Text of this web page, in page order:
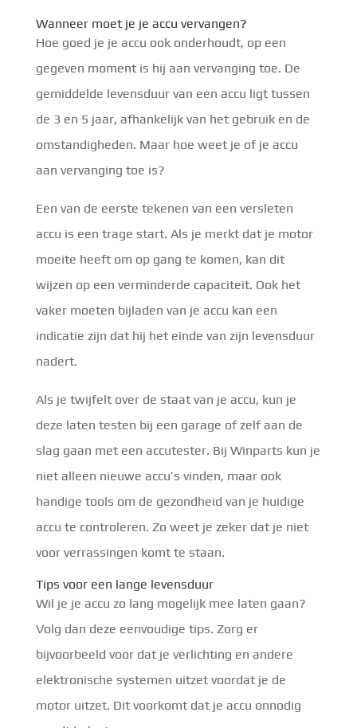
Wanneer moet je je accu vervangen?
Hoe goed je je accu ook onderhoudt, op een
gegeven moment is hij aan vervanging toe. De
gemiddelde levensduur van een accu ligt tussen
de 3 en 5 jaar, afhankelijk van het gebruik en de
omstandigheden. Maar hoe weet je of je accu
aan vervanging toe is?
Een van de eerste tekenen van een versleten
accu is een trage start. Als je merkt dat je motor
moeite heeft om op gang te komen, kan dit
wijzen op een verminderde capaciteit. Ook het
vaker moeten bijladen van je accu kan een
indicatie zijn dat hij het einde van zijn levensduur
nadert.
Als je twijfelt over de staat van je accu, kun je
deze laten testen bij een garage of zelf aan de
slag gaan met een accutester. Bij Winparts kun je
niet alleen nieuwe accu’s vinden, maar ook
handige tools om de gezondheid van je huidige
accu te controleren. Zo weet je zeker dat je niet
voor verrassingen komt te staan.
Tips voor een lange levensduur
Wil je je accu zo lang mogelijk mee laten gaan?
Volg dan deze eenvoudige tips. Zorg er
bijvoorbeeld voor dat je verlichting en andere
elektronische systemen uitzet voordat je de
motor uitzet. Dit voorkomt dat je accu onnodig